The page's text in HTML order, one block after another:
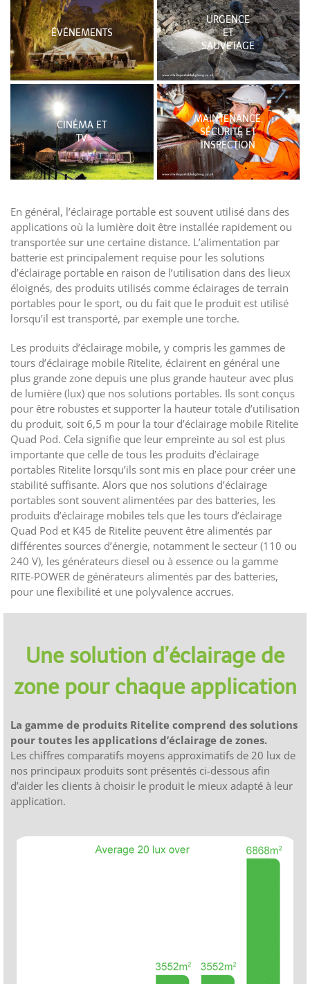
ÉVÉNEMENTS
URGENCE
ET
SAUVETAGE
CINÉMA ET
TV
MAINTENANCE,
SÉCURITÉ ET
INSPECTION
En général, l’éclairage portable est souvent utilisé dans des
applications où la lumière doit être installée rapidement ou
transportée sur une certaine distance. L’alimentation par
batterie est principalement requise pour les solutions
d’éclairage portable en raison de l’utilisation dans des lieux
éloignés, des produits utilisés comme éclairages de terrain
portables pour le sport, ou du fait que le produit est utilisé
lorsqu’il est transporté, par exemple une torche.
Les produits d’éclairage mobile, y compris les gammes de
tours d’éclairage mobile Ritelite, éclairent en général une
plus grande zone depuis une plus grande hauteur avec plus
de lumière (lux) que nos solutions portables. Ils sont conçus
pour être robustes et supporter la hauteur totale d’utilisation
du produit, soit 6,5 m pour la tour d’éclairage mobile Ritelite
Quad Pod. Cela signifie que leur empreinte au sol est plus
importante que celle de tous les produits d’éclairage
portables Ritelite lorsqu’ils sont mis en place pour créer une
stabilité suffisante. Alors que nos solutions d’éclairage
portables sont souvent alimentées par des batteries, les
produits d’éclairage mobiles tels que les tours d’éclairage
Quad Pod et K45 de Ritelite peuvent être alimentés par
différentes sources d’énergie, notamment le secteur (110 ou
240 V), les générateurs diesel ou à essence ou la gamme
RITE-POWER de générateurs alimentés par des batteries,
pour une flexibilité et une polyvalence accrues.
Une solution d’éclairage de
zone pour chaque application
La gamme de produits Ritelite comprend des solutions
pour toutes les applications d’éclairage de zones.
Les chiffres comparatifs moyens approximatifs de 20 lux de
nos principaux produits sont présentés ci-dessous afin
d’aider les clients à choisir le produit le mieux adapté à leur
application.